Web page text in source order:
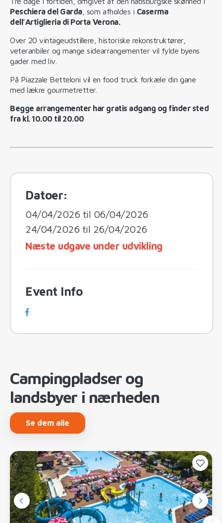
Peschiera del Garda, som afholdes i Caserma
dell’Artiglieria di Porta Verona.
Over 20 vintageudstillere, historiske rekonstruktører,
veteranbiler og mange sidearrangementer vil fylde byens
gader med liv.
På Piazzale Betteloni vil en food truck forkæle din gane
med lækre gourmetretter.
Begge arrangementer har gratis adgang og finder sted
fra kl. 10.00 til 20.00
Datoer:
04/04/2026 til 06/04/2026
24/04/2026 til 26/04/2026
Næste udgave under udvikling
Event Info
Campingpladser og
landsbyer i nærheden
Se dem alle